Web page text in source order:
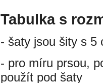
Tabulka s
- šaty jsou šity s 5
- pro míru prsou,
použít pod šaty